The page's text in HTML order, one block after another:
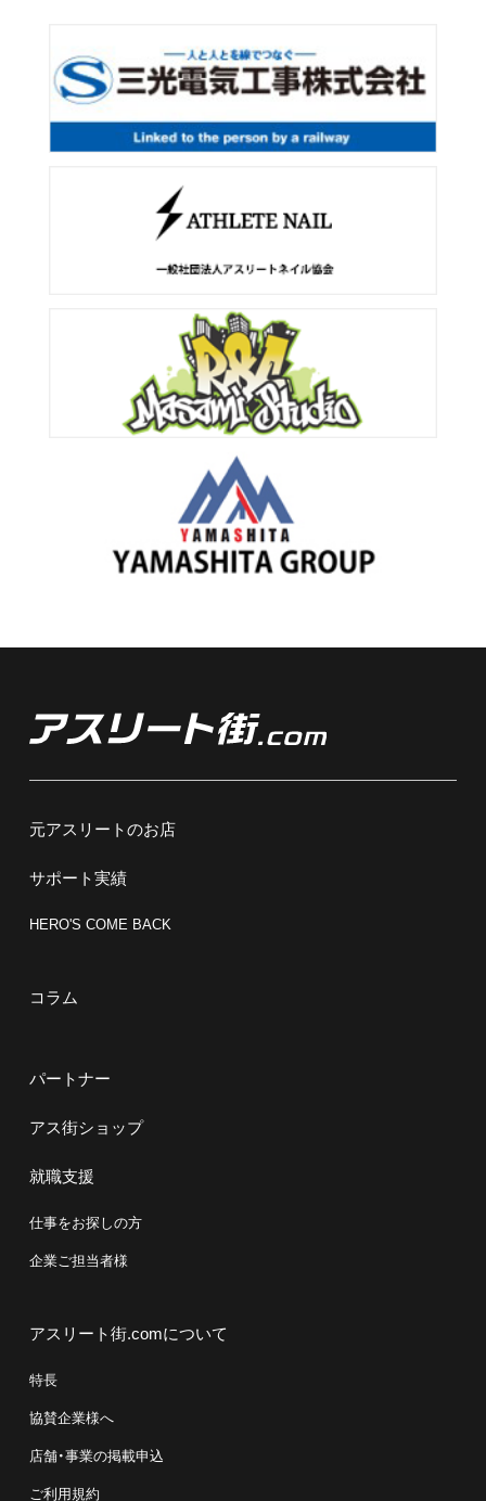
元アスリートのお店
サポート実績
HERO'S COME BACK
コラム
パートナー
アス街ショップ
就職支援
仕事をお探しの方
企業ご担当者様
アスリート街.comについて
特長
協賛企業様へ
店舗・事業の掲載申込
ご利用規約